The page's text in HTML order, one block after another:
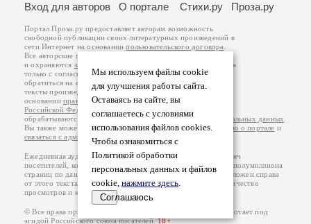
Мы используем файлы cookie
для улучшения работы сайта.
Оставаясь на сайте, вы
соглашаетесь с условиями
использования файлов cookies.
Чтобы ознакомиться с
Политикой обработки
персональных данных и файлов
cookie, нажмите здесь.
Соглашаюсь
Вход для авторов
О портале Стихи.ру Проза.ру
Портал Проза.ру предоставляет авторам возможность
свободной публикации своих литературных произведений в
сети Интернет на основаниипользовательского договора
Все авторские права на произведения принадлежат авторам
и охраняются законом
. Перепечатка произведений возможна
только с согласия его автора, к которому вы можете
обратиться на его авторской странице. Ответственность за
тексты произведений авторы несут самостоятельно на
основанииправил публикацииизаконодательства
Российской Федерации
обрабатываются на основанииПолитики обработки персональных данных
Вы также можете посмотреть более подробнуюинформацию о портале и
связаться с администрацией
Ежедневная аудитория портала Проза.ру – порядка 100 тысяч
посетителей, которые в общей сумме просматривают более полумиллиона
страниц по данным счетчика посещаемости, который расположен справа
от этого текста. В каждой графе указано по две цифры: количество
просмотров и количество посетителей.
© Все права принадлежат авторам, 2000-2026. Портал работает под
эгидойРоссийского союза писателей.18+